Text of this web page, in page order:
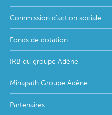
Commission d'action sociale
Fonds de dotation
IRB du groupe Adène
Minapath Groupe Adène
Partenaires